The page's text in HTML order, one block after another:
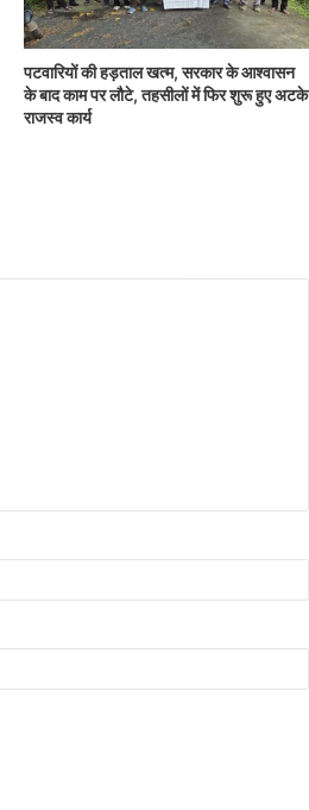
पटवारियों की हड़ताल खत्म, सरकार के आश्वासन
के बाद काम पर लौटे, तहसीलों में फिर शुरू हुए अटके
राजस्व कार्य